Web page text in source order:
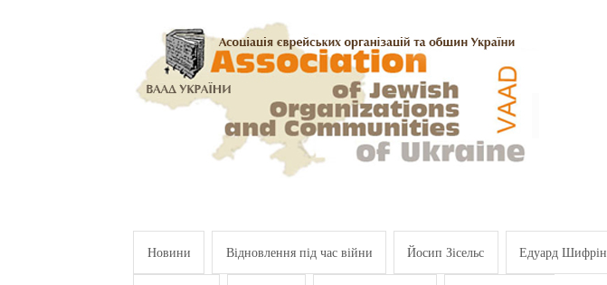
Новини Відновлення під час війни Йосип Зісельс Едуард Шифрін